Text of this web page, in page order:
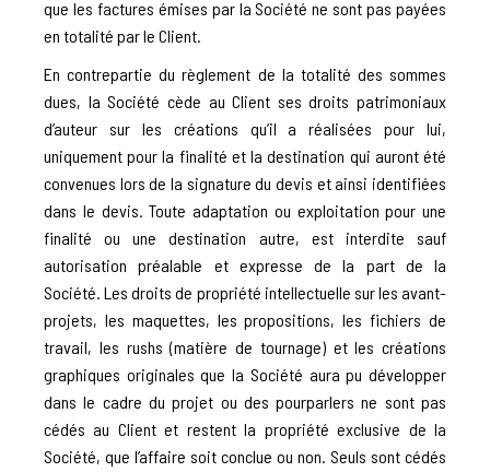
que les factures émises par la Société ne sont pas payées
en totalité par le Client.
En contrepartie du règlement de la totalité des sommes
dues, la Société cède au Client ses droits patrimoniaux
d’auteur sur les créations qu’il a réalisées pour lui,
uniquement pour la finalité et la destination qui auront été
convenues lors de la signature du devis et ainsi identifiées
dans le devis. Toute adaptation ou exploitation pour une
finalité ou une destination autre, est interdite sauf
autorisation préalable et expresse de la part de la
Société. Les droits de propriété intellectuelle sur les avant-
projets, les maquettes, les propositions, les fichiers de
travail, les rushs (matière de tournage) et les créations
graphiques originales que la Société aura pu développer
dans le cadre du projet ou des pourparlers ne sont pas
cédés au Client et restent la propriété exclusive de la
Société, que l’affaire soit conclue ou non. Seuls sont cédés